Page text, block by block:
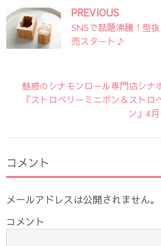
PREVIOUS
SNSで話題沸騰！型
売スタート♪
魅惑のシナモンロール専門店シナ
『ストロベリーミニボン＆ストロ
ン』4
コメント
メールアドレスは公開されません。
コメント